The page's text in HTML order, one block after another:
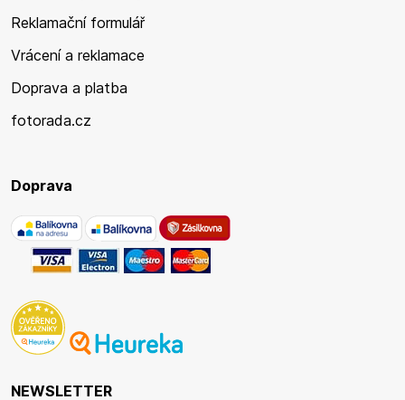
Reklamační formulář
Vrácení a reklamace
Doprava a platba
fotorada.cz
Doprava
NEWSLETTER